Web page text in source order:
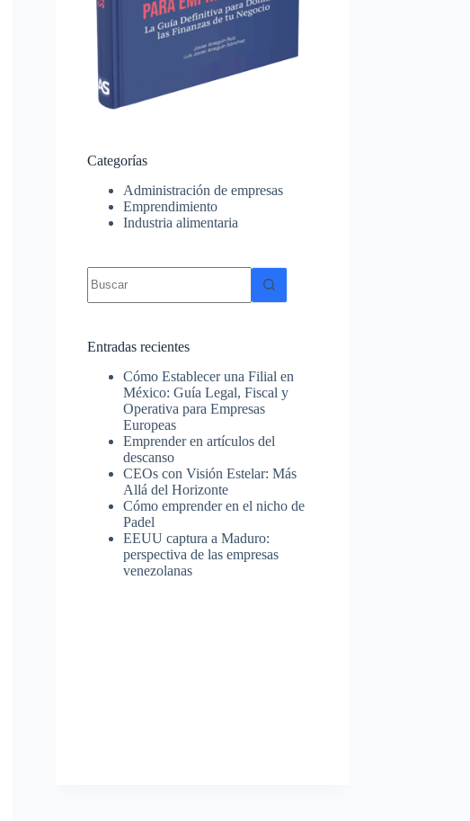
Categorías
Administración de empresas
Emprendimiento
Industria alimentaria
resultados
Entradas recientes
Cómo Establecer una Filial en
México: Guía Legal, Fiscal y
Operativa para Empresas
Europeas
Emprender en artículos del
descanso
CEOs con Visión Estelar: Más
Allá del Horizonte
Cómo emprender en el nicho de
Padel
EEUU captura a Maduro:
perspectiva de las empresas
venezolanas